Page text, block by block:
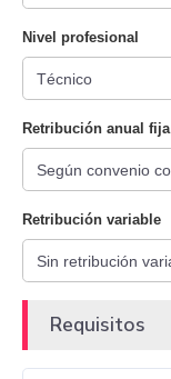
Nivel profesional
Retribución anual fija
Retribución variable
Requisitos